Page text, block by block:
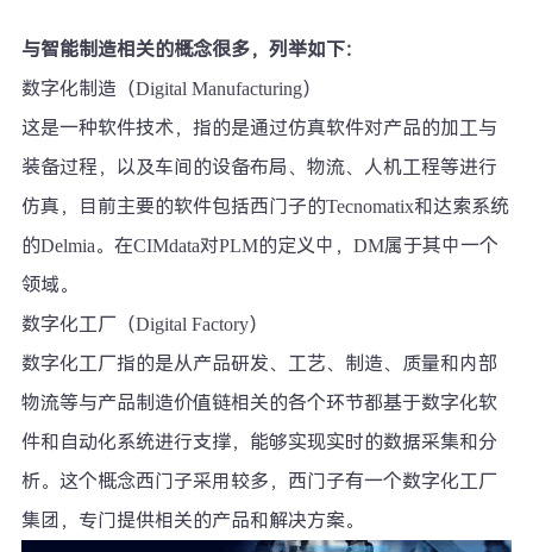
与智能制造相关的概念很多，列举如下：
数字化制造（Digital Manufacturing）
这是一种软件技术，指的是通过仿真软件对产品的加工与
装备过程，以及车间的设备布局、物流、人机工程等进行
仿真，目前主要的软件包括西门子的Tecnomatix和达索系统
的Delmia。在CIMdata对PLM的定义中，DM属于其中一个
领域。
数字化工厂（Digital Factory）
数字化工厂指的是从产品研发、工艺、制造、质量和内部
物流等与产品制造价值链相关的各个环节都基于数字化软
件和自动化系统进行支撑，能够实现实时的数据采集和分
析。这个概念西门子采用较多，西门子有一个数字化工厂
集团，专门提供相关的产品和解决方案。